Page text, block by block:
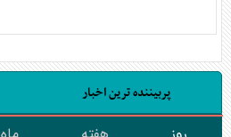
پربیننده ترین اخبار